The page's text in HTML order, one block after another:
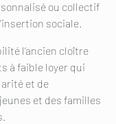
ou collectif
sociale.
l’ancien cloître
à faible loyer qui
et de
et des familles